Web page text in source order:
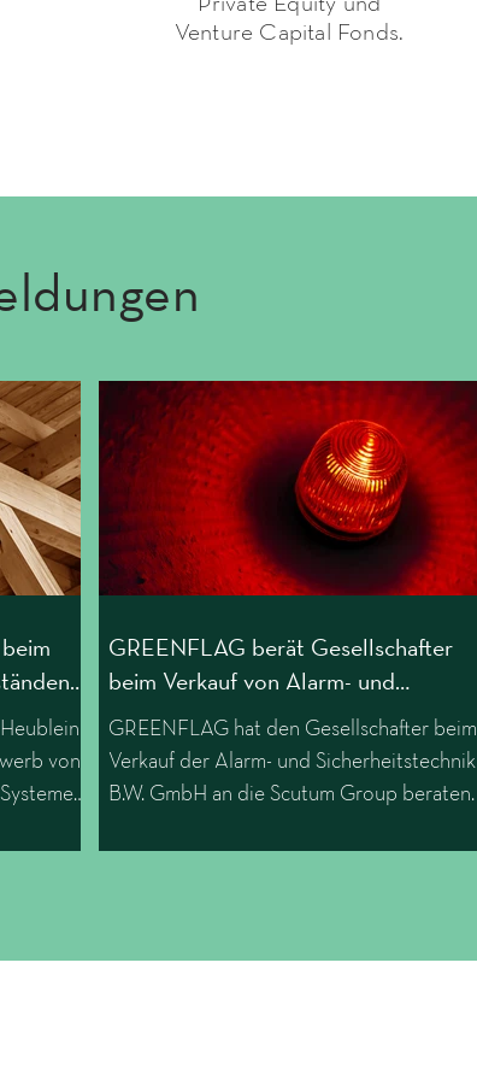
Venture Capital Fonds.
von
Sven-
GREENFLAG berät Gesellschafter
beim Verkauf von Alarm- und
Sicherheitstechnik B.W. GmbH an
SCUTUM
GREENFLAG hat den Gesellschafter beim
Verkauf der Alarm- und Sicherheitstechnik
B.W. GmbH an die Scutum Group beraten.